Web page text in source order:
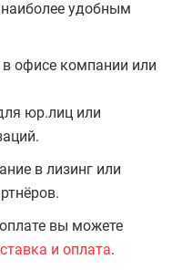
удобным
офисе компании или
юр.лиц или
в лизинг или
вы можете
и оплата.